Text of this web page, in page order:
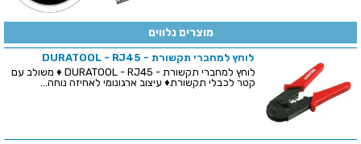
מוצרים נלווים
לוחץ למחברי תקשורת - DURATOOL - RJ45
לוחץ למחברי תקשורת - DURATOOL - RJ45 ♦ משולב עם
קטר לכבלי תקשורת♦ עיצוב ארגונומי לאחיזה נוחה...